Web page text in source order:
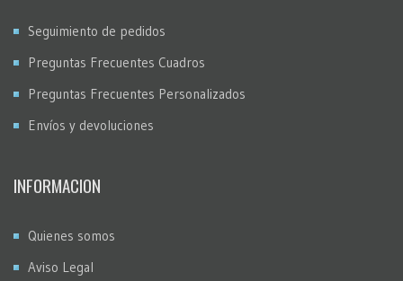
Seguimiento de pedidos
Preguntas Frecuentes Cuadros
Preguntas Frecuentes Personalizados
Envíos y devoluciones
INFORMACION
Quienes somos
Aviso Legal